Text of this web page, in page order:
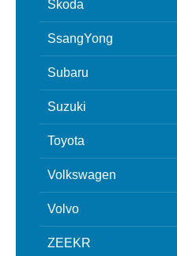
Skoda
SsangYong
Subaru
Suzuki
Toyota
Volkswagen
Volvo
ZEEKR